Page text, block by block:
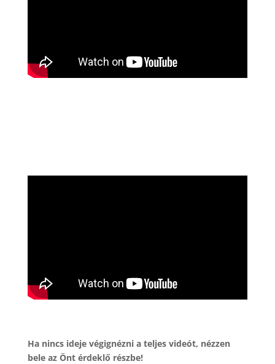
Ha nincs ideje végignézni a teljes videót, nézzen
bele az Önt érdeklő részbe!